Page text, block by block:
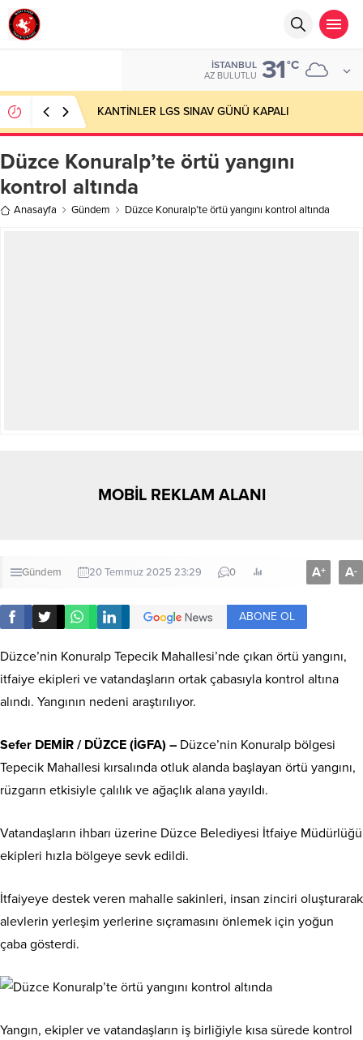
İSTANBUL
AZ BULUTLU 31°C
KANTİNLER LGS SINAV GÜNÜ KAPALI
Düzce Konuralp’te örtü yangını
kontrol altında
Anasayfa Gündem Düzce Konuralp’te örtü yangını kontrol altında
MOBİL REKLAM ALANI
Gündem 20 Temmuz 2025 23:29 0 A+ A-
ABONE OL
Düzce’nin Konuralp Tepecik Mahallesi’nde çıkan örtü yangını,
itfaiye ekipleri ve vatandaşların ortak çabasıyla kontrol altına
alındı. Yangının nedeni araştırılıyor.
Sefer DEMİR / DÜZCE (İGFA) – Düzce’nin Konuralp bölgesi
Tepecik Mahallesi kırsalında otluk alanda başlayan örtü yangını,
rüzgarın etkisiyle çalılık ve ağaçlık alana yayıldı.
Vatandaşların ihbarı üzerine Düzce Belediyesi İtfaiye Müdürlüğü
ekipleri hızla bölgeye sevk edildi.
İtfaiyeye destek veren mahalle sakinleri, insan zinciri oluşturarak
alevlerin yerleşim yerlerine sıçramasını önlemek için yoğun
çaba gösterdi.
Yangın, ekipler ve vatandaşların iş birliğiyle kısa sürede kontrol